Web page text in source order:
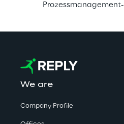
We are
Company Profile